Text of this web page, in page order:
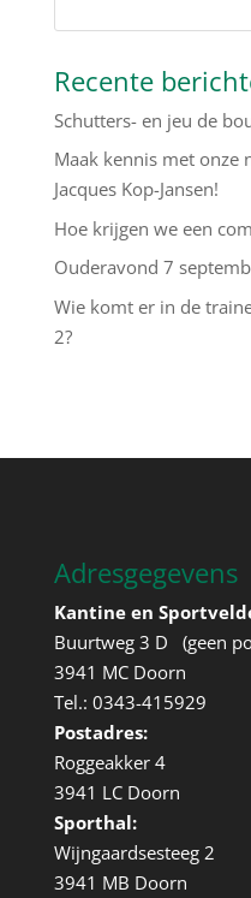
Recente
Schutters- en jeu de
Maak kennis met onze
Jacques Kop-Jansen!
Hoe krijgen we een
Ouderavond 7
Wie komt er in de
2?
Adresgegevens
Kantine en
Buurtweg 3 D (geen
3941 MC Doorn
Tel.: 0343-415929
Postadres:
Roggeakker 4
3941 LC Doorn
Sporthal:
Wijngaardsesteeg 2
3941 MB Doorn